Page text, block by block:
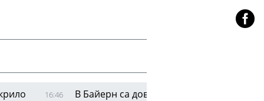
16:46 В Байерн са доволни от азиатското турне и